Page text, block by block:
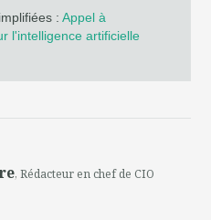
:Appel à
l'intelligence artificielle
, Rédacteur en chef de CIO